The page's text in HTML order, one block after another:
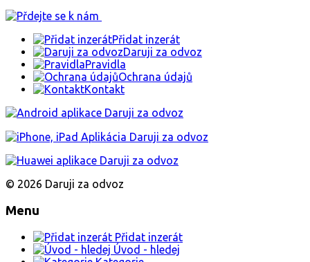
Přidat inzerát
Daruji za odvoz
Pravidla
Ochrana údajů
Kontakt
© 2026 Daruji za odvoz
Menu
Přidat inzerát
Úvod - hledej